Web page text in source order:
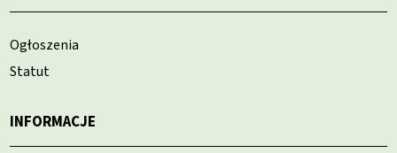
Ogłoszenia
Statut
INFORMACJE